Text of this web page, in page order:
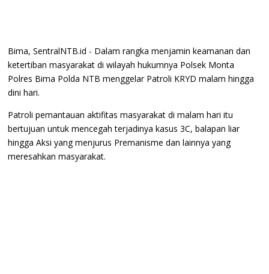
Bima, SentralNTB.id - Dalam rangka menjamin keamanan dan
ketertiban masyarakat di wilayah hukumnya Polsek Monta
Polres Bima Polda NTB menggelar Patroli KRYD malam hingga
dini hari.
Patroli pemantauan aktifitas masyarakat di malam hari itu
bertujuan untuk mencegah terjadinya kasus 3C, balapan liar
hingga Aksi yang menjurus Premanisme dan lainnya yang
meresahkan masyarakat.